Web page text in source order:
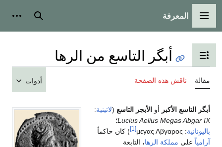
القائمة الرئيسية
المعرفة بحث
تبديل عرض جدول المحتويات
أبگر التاسع من الرها
مقالة ناقش هذه الصفحة أدوات
أبگر التاسع الأكبر أو الأبجر التاسع (لاتينية:
Lucius Aelius Megas Abgar IX؛
باليونانية:
μεγας Αβγαρος
[1]
) كان حاكماً
آرامياً على مملكة الرها، التابعة